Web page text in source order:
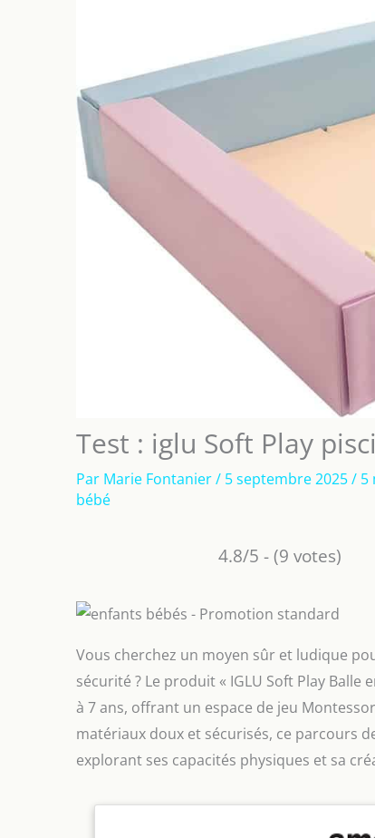
Test : iglu Soft Play
Par Marie Fontanier/ 5 septembre 2025/ 5
bébé
4.8/5 - (9 votes)
Vous cherchez un moyen sûr et ludique
sécurité ? Le produit « IGLU Soft Play
à 7 ans, offrant un espace de jeu
matériaux doux et sécurisés, ce parcours
explorant ses capacités physiques et sa